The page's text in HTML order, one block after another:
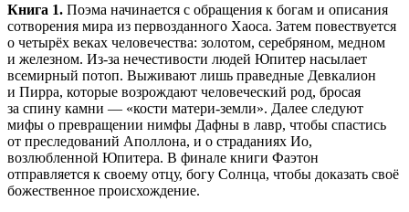
Книга 1. Поэма начинается с обращения к богам и описания
сотворения мира из первозданного Хаоса. Затем повествуется
о четырёх веках человечества: золотом, серебряном, медном
и железном. Из-за нечестивости людей Юпитер насылает
всемирный потоп. Выживают лишь праведные Девкалион
и Пирра, которые возрождают человеческий род, бросая
за спину камни — «кости матери-земли». Далее следуют
мифы о превращении нимфы Дафны в лавр, чтобы спастись
от преследований Аполлона, и о страданиях Ио,
возлюбленной Юпитера. В финале книги Фаэтон
отправляется к своему отцу, богу Солнца, чтобы доказать своё
божественное происхождение.